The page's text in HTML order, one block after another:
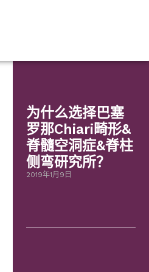
为什么选择巴塞
罗那Chiari畸形&
脊髓空洞症&脊柱
侧弯研究所？
2019年1月9日